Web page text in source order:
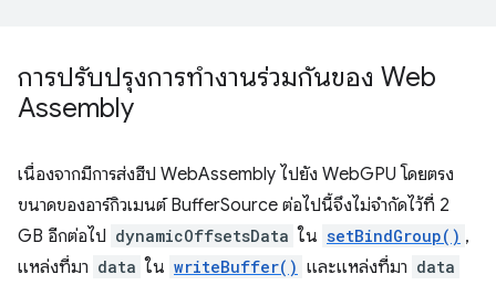
การปรับปรุงการทำงานร่วมกันของ Web
Assembly
เนื่องจากมีการส่งฮีป WebAssembly ไปยัง WebGPU โดยตรง
ขนาดของอาร์กิวเมนต์ BufferSource ต่อไปนี้จึงไม่จำกัดไว้ที่ 2
GB อีกต่อไป dynamicOffsetsData ใน setBindGroup() ,
แหล่งที่มา data ใน writeBuffer() และแหล่งที่มา data